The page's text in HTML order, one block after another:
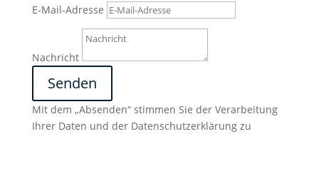
E-Mail-Adresse
Nachricht
Senden
Mit dem „Absenden“ stimmen Sie der Verarbeitung
Ihrer Daten und der Datenschutzerklärung zu